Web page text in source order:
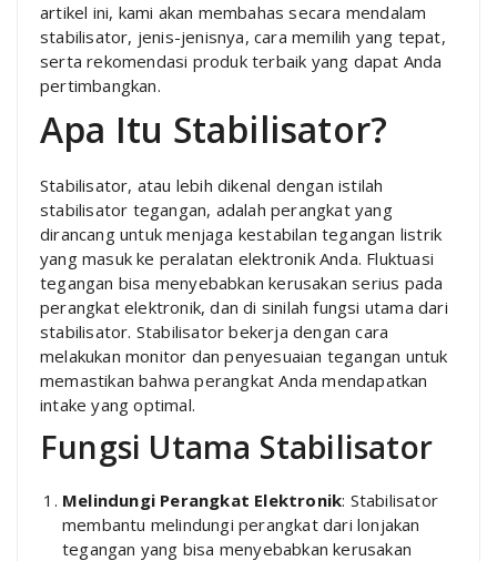
artikel ini, kami akan membahas secara mendalam
stabilisator, jenis-jenisnya, cara memilih yang tepat,
serta rekomendasi produk terbaik yang dapat Anda
pertimbangkan.
Apa Itu Stabilisator?
Stabilisator, atau lebih dikenal dengan istilah
stabilisator tegangan, adalah perangkat yang
dirancang untuk menjaga kestabilan tegangan listrik
yang masuk ke peralatan elektronik Anda. Fluktuasi
tegangan bisa menyebabkan kerusakan serius pada
perangkat elektronik, dan di sinilah fungsi utama dari
stabilisator. Stabilisator bekerja dengan cara
melakukan monitor dan penyesuaian tegangan untuk
memastikan bahwa perangkat Anda mendapatkan
intake yang optimal.
Fungsi Utama Stabilisator
Melindungi Perangkat Elektronik: Stabilisator
membantu melindungi perangkat dari lonjakan
tegangan yang bisa menyebabkan kerusakan